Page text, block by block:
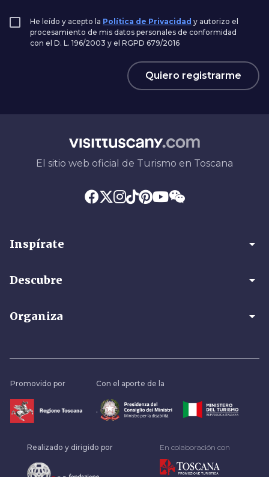
He leído y acepto la Política de Privacidad y autorizo el
procesamiento de mis datos personales de conformidad
con el D. L. 196/2003 y el RGPD 679/2016
Quiero registrarme
El sitio web oficial de Turismo en Toscana
Inspírate arrow_drop_down
Descubre arrow_drop_down
Organiza arrow_drop_down
Promovido por Con el aporte de la
.
Realizado y dirigido por En colaboración con